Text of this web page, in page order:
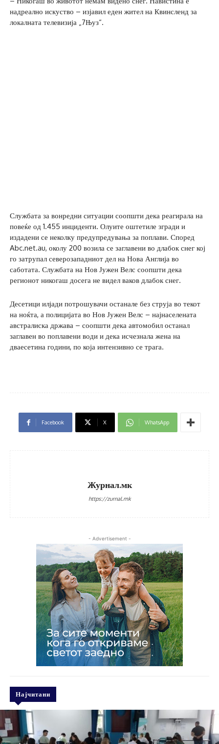
надреално искуство – изјавил еден жител на Квинсленд за
локалната телевизија „7Њуз“.
Службата за вонредни ситуации соопшти дека реагирала на
повеќе од 1.455 инциденти. Олуите оштетиле згради и
издадени се неколку предупредувања за поплави. Според
Abc.net.au, околу 200 возила се заглавени во длабок снег кој
го затрупал северозападниот дел на Нова Англија во
саботата. Службата на Нов Јужен Велс соопшти дека
регионот никогаш досега не видел ваков длабок снег.
Десетици илјади потрошувачи останале без струја во текот
на ноќта, а полицијата во Нов Јужен Велс – најнаселената
австралиска држава – соопшти дека автомобил останал
заглавен во поплавени води и дека исчезнала жена на
дваесетина години, по која интензивно се трага.
Facebook X WhatsApp
Журнал.мк
https://zurnal.mk
- Advertisement -
Најчитани